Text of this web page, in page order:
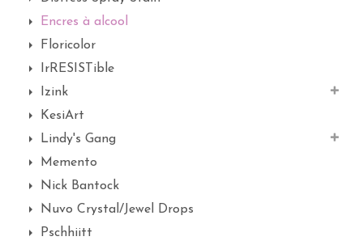
Encres à alcool
Floricolor
IrRESISTible
Izink
KesiArt
Lindy's Gang
Memento
Nick Bantock
Nuvo Crystal/Jewel Drops
Pschhiitt